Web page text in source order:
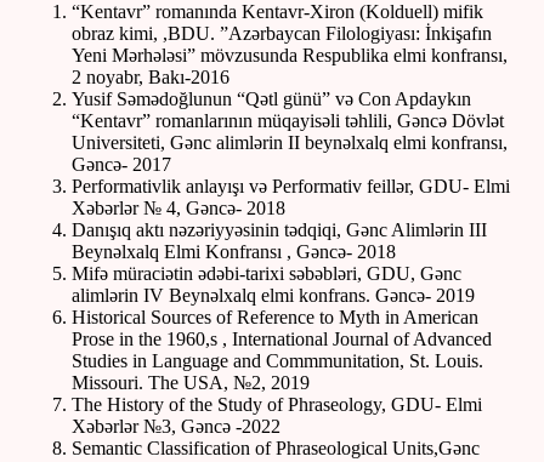
“Kentavr” romanında Kentavr-Xiron (Kolduell) mifik
obraz kimi, ,BDU. ”Azərbaycan Filologiyası: İnkişafın
Yeni Mərhələsi” mövzusunda Respublika elmi konfransı,
2 noyabr, Bakı-2016
Yusif Səmədoğlunun “Qətl günü” və Con Apdaykın
“Kentavr” romanlarının müqayisəli təhlili, Gəncə Dövlət
Universiteti, Gənc alimlərin II beynəlxalq elmi konfransı,
Gəncə- 2017
Performativlik anlayışı və Performativ feillər, GDU- Elmi
Xəbərlər № 4, Gəncə- 2018
Danışıq aktı nəzəriyyəsinin tədqiqi, Gənc Alimlərin III
Beynəlxalq Elmi Konfransı , Gəncə- 2018
Mifə müraciətin ədəbi-tarixi səbəbləri, GDU, Gənc
alimlərin IV Beynəlxalq elmi konfrans. Gəncə- 2019
Historical Sources of Reference to Myth in American
Prose in the 1960,s , International Journal of Advanced
Studies in Language and Commmunitation, St. Louis.
Missouri. The USA, №2, 2019
The History of the Study of Phraseology, GDU- Elmi
Xəbərlər №3, Gəncə -2022
Semantic Classification of Phraseological Units,Gənc